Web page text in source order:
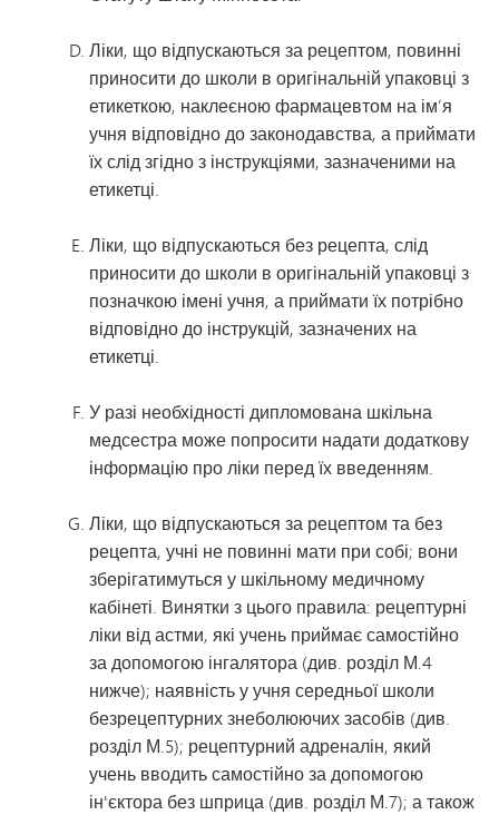
Ліки, що відпускаються за рецептом, повинні
приносити до школи в оригінальній упаковці з
етикеткою, наклеєною фармацевтом на ім’я
учня відповідно до законодавства, а приймати
їх слід згідно з інструкціями, зазначеними на
етикетці.
Ліки, що відпускаються без рецепта, слід
приносити до школи в оригінальній упаковці з
позначкою імені учня, а приймати їх потрібно
відповідно до інструкцій, зазначених на
етикетці.
У разі необхідності дипломована шкільна
медсестра може попросити надати додаткову
інформацію про ліки перед їх введенням.
Ліки, що відпускаються за рецептом та без
рецепта, учні не повинні мати при собі; вони
зберігатимуться у шкільному медичному
кабінеті. Винятки з цього правила: рецептурні
ліки від астми, які учень приймає самостійно
за допомогою інгалятора (див. розділ М.4
нижче); наявність у учня середньої школи
безрецептурних знеболюючих засобів (див.
розділ М.5); рецептурний адреналін, який
учень вводить самостійно за допомогою
ін'єктора без шприца (див. розділ М.7); а також